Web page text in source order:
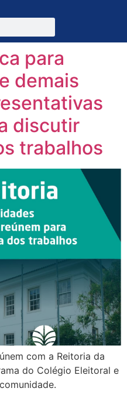
para
demais
discutir
trabalhos
com a Reitoria da
do Colégio Eleitoral e